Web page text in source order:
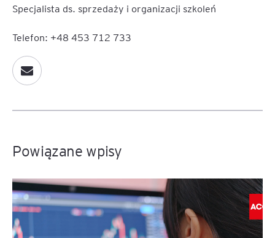
Specjalista ds. sprzedaży i organizacji szkoleń
Telefon: +48 453 712 733
Powiązane wpisy